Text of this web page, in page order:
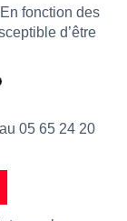
fonction des
d’être
05 65 24 20